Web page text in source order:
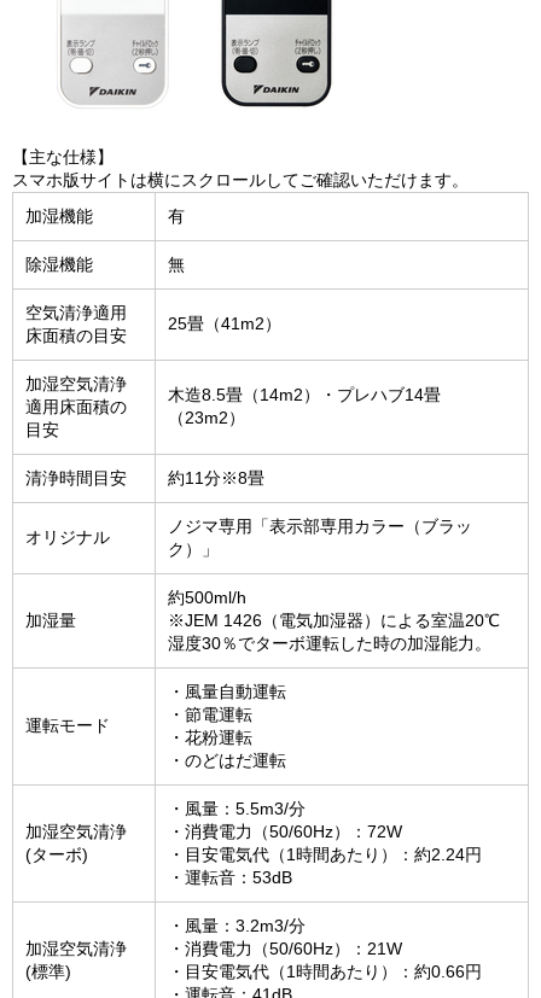
【主な仕様】
スマホ版サイトは横にスクロールしてご確認いただけます。
加湿機能
有
除湿機能 無
空気清浄適用
床面積の目安
25畳（41m2）
加湿空気清浄
適用床面積の
目安
木造8.5畳（14m2）・プレハブ14畳
（23m2）
清浄時間目安 約11分※8畳
オリジナル
ノジマ専用「表示部専用カラー（ブラッ
ク）」
加湿量
約500ml/h
※JEM 1426（電気加湿器）による室温20℃
湿度30％でターボ運転した時の加湿能力。
運転モード
・風量自動運転
・節電運転
・花粉運転
・のどはだ運転
加湿空気清浄
(ターボ)
・風量：5.5m3/分
・消費電力（50/60Hz）：72W
・目安電気代（1時間あたり）：約2.24円
・運転音：53dB
加湿空気清浄
(標準)
・風量：3.2m3/分
・消費電力（50/60Hz）：21W
・目安電気代（1時間あたり）：約0.66円